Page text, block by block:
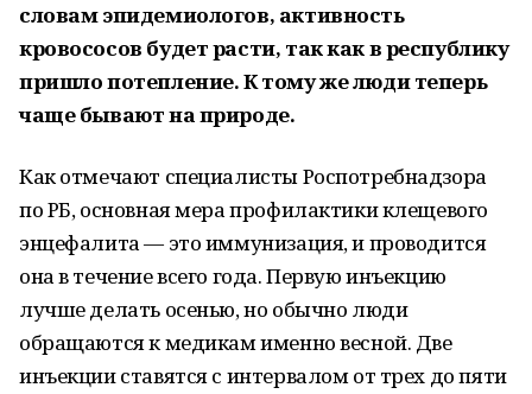
словам эпидемиологов, активность
кровососов будет расти, так как в республику
пришло потепление. К тому же люди теперь
чаще бывают на природе.
Как отмечают специалисты Роспотребнадзора
по РБ, основная мера профилактики клещевого
энцефалита — это иммунизация, и проводится
она в течение всего года. Первую инъекцию
лучше делать осенью, но обычно люди
обращаются к медикам именно весной. Две
инъекции ставятся с интервалом от трех до пяти